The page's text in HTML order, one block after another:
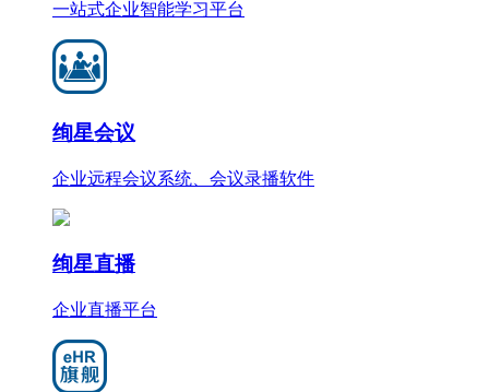
一站式企业智能学习平台
绚星会议
企业远程会议系统、会议录播软件
绚星直播
企业直播平台